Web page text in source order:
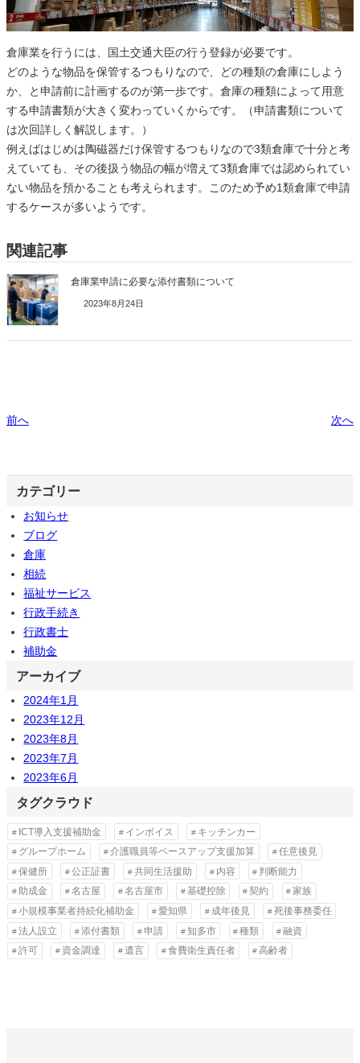
倉庫業を行うには、国土交通大臣の行う登録が必要です。
どのような物品を保管するつもりなので、どの種類の倉庫にしよう
か、と申請前に計画するのが第一歩です。倉庫の種類によって用意
する申請書類が大きく変わっていくからです。（申請書類について
は次回詳しく解説します。）
例えばはじめは陶磁器だけ保管するつもりなので3類倉庫で十分と考
えていても、その後扱う物品の幅が増えて3類倉庫では認められてい
ない物品を預かることも考えられます。このため予め1類倉庫で申請
するケースが多いようです。
関連記事
倉庫業申請に必要な添付書類について
2023年8月24日
前へ 次へ
カテゴリー
お知らせ
ブログ
倉庫
相続
福祉サービス
行政手続き
行政書士
補助金
アーカイブ
2024年1月
2023年12月
2023年8月
2023年7月
2023年6月
タグクラウド
ICT導入支援補助金 インボイス
キッチンカー
グループホーム
介護職員等ベースアップ支援加算
任意後見
保健所
公正証書 共同生活援助 内容
判断能力
助成金
名古屋 名古屋市 基礎控除 契約
家族
小規模事業者持続化補助金
愛知県 成年後見
死後事務委任
法人設立
添付書類 申請 知多市 種類
融資
許可
資金調達 遺言 食費衛生責任者 高齢者